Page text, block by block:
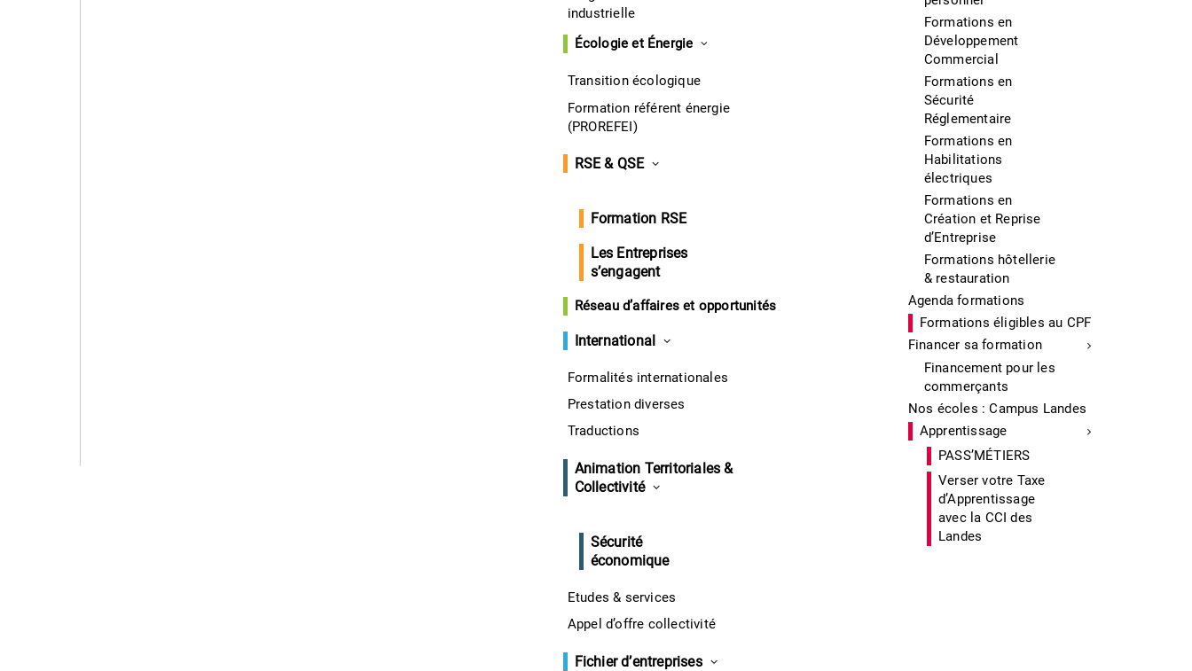
industrielle
Écologie et Énergie
Transition écologique
Formation référent énergie
(PROREFEI)
RSE & QSE
Formation RSE
Les Entreprises
s’engagent
Réseau d’affaires et opportunités
International
Formalités internationales
Prestation diverses
Traductions
Animation Territoriales &
Collectivité
Sécurité
économique
Etudes & services
Appel d’offre collectivité
Fichier d’entreprises
Formations en
Développement
Commercial
Formations en
Sécurité
Réglementaire
Formations en
Habilitations
électriques
Formations en
Création et Reprise
d’Entreprise
Formations hôtellerie
& restauration
Agenda formations
Formations éligibles au CPF
Financer sa formation
Financement pour les
commerçants
Nos écoles : Campus Landes
Apprentissage
PASS’MÉTIERS
Verser votre Taxe
d’Apprentissage
avec la CCI des
Landes